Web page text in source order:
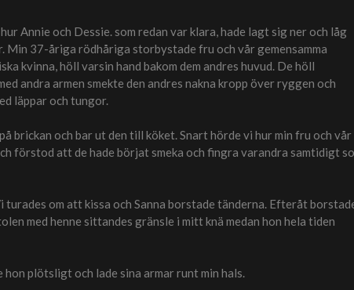
Annie och Dessie. som redan var klara, hade lagt sig ner och låg
Min 37-åriga rödhåriga storbystade fru och vår gemensamma
kvinna, höll varsin hand bakom dem andres huvud. De höll
andra armen smekte den andres nakna kropp över ryggen och
läppar och tungor.
brickan och bar ut den till köket. Snart hörde vi hur min fru och vår
förstod att de hade börjat smeka och fingra varandra samtidigt
turades om att kissa och Sanna borstade tänderna. Efteråt
med henne sittandes gränsle i mitt knä medan hon hela tiden
plötsligt och lade sina armar runt min hals.